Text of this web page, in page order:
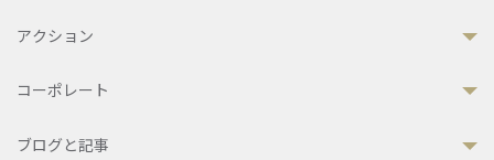
アクション
コーポレート
ブログと記事